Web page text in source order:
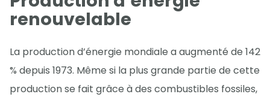
renouvelable
La production d’énergie mondiale a augmenté de 142
% depuis 1973. Même si la plus grande partie de cette
production se fait grâce à des combustibles fossiles,